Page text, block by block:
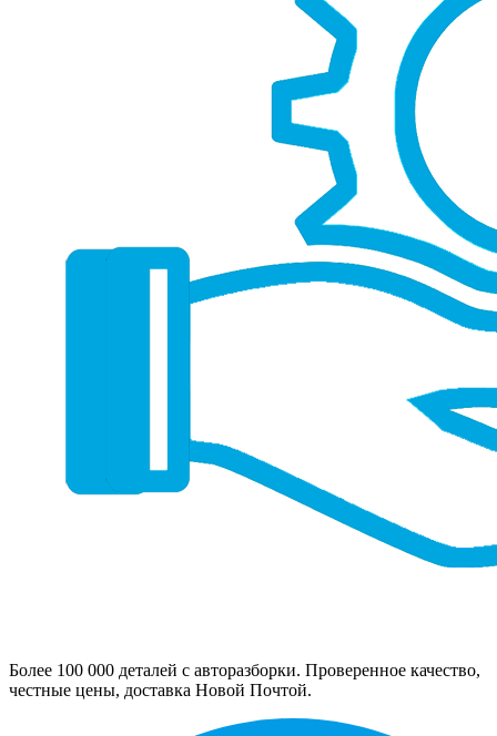
Более 100 000 деталей с авторазборки. Проверенное качество,
честные цены, доставка Новой Почтой.